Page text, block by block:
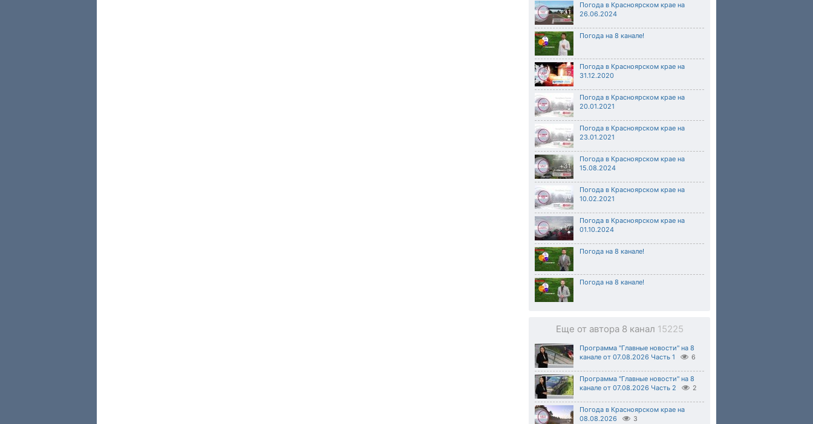
Погода в Красноярском крае на
26.06.2024
Погода на 8 канале!
Погода в Красноярском крае на
31.12.2020
Погода в Красноярском крае на
20.01.2021
Погода в Красноярском крае на
23.01.2021
Погода в Красноярском крае на
15.08.2024
Погода в Красноярском крае на
10.02.2021
Погода в Красноярском крае на
01.10.2024
Погода на 8 канале!
Погода на 8 канале!
Еще от автора 8 канал 15225
Программа "Главные новости" на 8
канале от 07.08.2026 Часть 1
6
Программа "Главные новости" на 8
канале от 07.08.2026 Часть 2
2
Погода в Красноярском крае на
08.08.2026
3